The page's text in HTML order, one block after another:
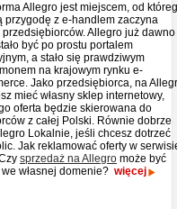
Allegro jest miejscem, od
przygodę z e-handlem zaczyna
Allegro już dawno
być po prostu portalem
a stało się prawdziwym
na krajowym rynku e-
Jako przedsiębiorca, na
mieć własny sklep internetowy,
oferta będzie skierowana do
z całej Polski. Równie dobrze
Lokalnie, jeśli chcesz dotrzeć
Jak reklamować oferty w
sprzedaż na Allegro może być
własnej domenie? więcej